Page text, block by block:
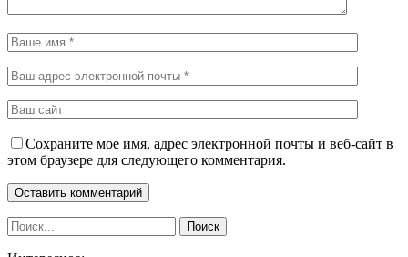
Сохраните мое имя, адрес электронной почты и веб-сайт в
этом браузере для следующего комментария.